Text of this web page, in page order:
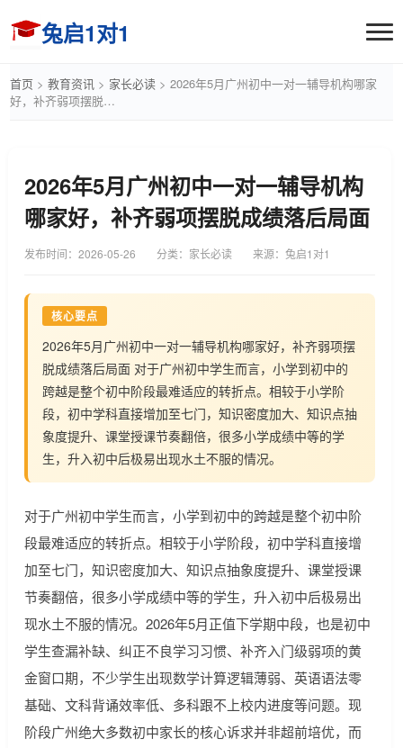
兔启1对1
首页 > 教育资讯 > 家长必读 > 2026年5月广州初中一对一辅导机构哪家
好，补齐弱项摆脱…
2026年5月广州初中一对一辅导机构
哪家好，补齐弱项摆脱成绩落后局面
发布时间： 2026-05-26 分类：家长必读 来源：兔启1对1
核心要点
2026年5月广州初中一对一辅导机构哪家好，补齐弱项摆
脱成绩落后局面 对于广州初中学生而言，小学到初中的
跨越是整个初中阶段最难适应的转折点。相较于小学阶
段，初中学科直接增加至七门，知识密度加大、知识点抽
象度提升、课堂授课节奏翻倍，很多小学成绩中等的学
生，升入初中后极易出现水土不服的情况。
对于广州初中学生而言，小学到初中的跨越是整个初中阶
段最难适应的转折点。相较于小学阶段，初中学科直接增
加至七门，知识密度加大、知识点抽象度提升、课堂授课
节奏翻倍，很多小学成绩中等的学生，升入初中后极易出
现水土不服的情况。2026年5月正值下学期中段，也是初中
学生查漏补缺、纠正不良学习习惯、补齐入门级弱项的黄
金窗口期，不少学生出现数学计算逻辑薄弱、英语语法零
基础、文科背诵效率低、多科跟不上校内进度等问题。现
阶段广州绝大多数初中家长的核心诉求并非超前培优，而